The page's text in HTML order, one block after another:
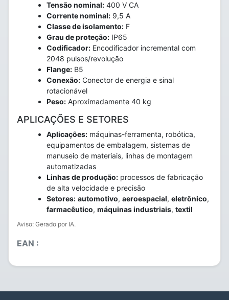
Tensão nominal: 400 V CA
Corrente nominal: 9,5 A
Classe de isolamento: F
Grau de proteção: IP65
Codificador: Encodificador incremental com
2048 pulsos/revolução
Flange: B5
Conexão: Conector de energia e sinal
rotacionável
Peso: Aproximadamente 40 kg
APLICAÇÕES E SETORES
Aplicações: máquinas-ferramenta, robótica,
equipamentos de embalagem, sistemas de
manuseio de materiais, linhas de montagem
automatizadas
Linhas de produção: processos de fabricação
de alta velocidade e precisão
Setores: automotivo, aeroespacial, eletrônico,
farmacêutico, máquinas industriais, textil
Aviso: Gerado por IA.
EAN :